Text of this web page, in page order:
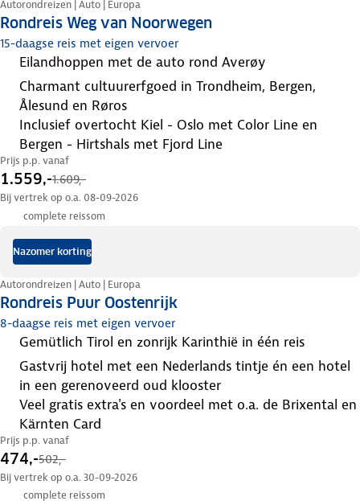
Rondreis Weg van Noorwegen
Autorondreizen | Auto | Europa
15-daagse reis met eigen vervoer
eilandhoppen met de auto rond Averøy
charmant cultuurerfgoed in Trondheim, Bergen,
Ålesund en Røros
inclusief overtocht Kiel - Oslo met Color Line en
Bergen - Hirtshals met Fjord Line
Prijs p.p. vanaf
1.559,-1.609,-
Bij vertrek op o.a. 08-09-2026
complete reissom
Nazomer korting
Rondreis Puur Oostenrijk
Autorondreizen | Auto | Europa
8-daagse reis met eigen vervoer
gemütlich Tirol en zonrijk Karinthië in één reis
gastvrij hotel met een Nederlands tintje én een hotel
in een gerenoveerd oud klooster
veel gratis extra's en voordeel met o.a. de Brixental en
Kärnten Card
Prijs p.p. vanaf
474,-502,-
Bij vertrek op o.a. 30-09-2026
complete reissom